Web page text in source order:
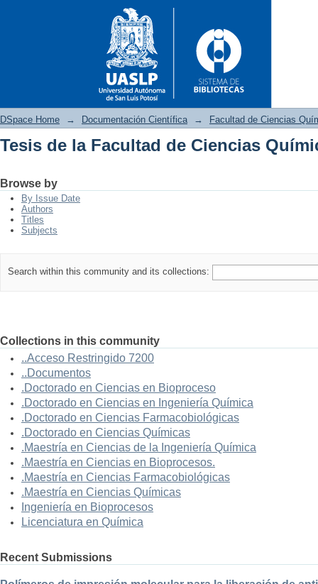
DSpace Home → Documentación Científica → Facultad de Ciencias
Tesis de la Facultad de Ciencias
Browse by
By Issue Date
Authors
Titles
Subjects
Search within this community and its collections:
Collections in this community
..Acceso Restringido 7200
..Documentos
.Doctorado en Ciencias en Bioproceso
.Doctorado en Ciencias en Ingeniería Química
.Doctorado en Ciencias Farmacobiológicas
.Doctorado en Ciencias Químicas
.Maestría en Ciencias de la Ingeniería Química
.Maestría en Ciencias en Bioprocesos.
.Maestría en Ciencias Farmacobiológicas
.Maestría en Ciencias Químicas
Ingeniería en Bioprocesos
Licenciatura en Química
Recent Submissions